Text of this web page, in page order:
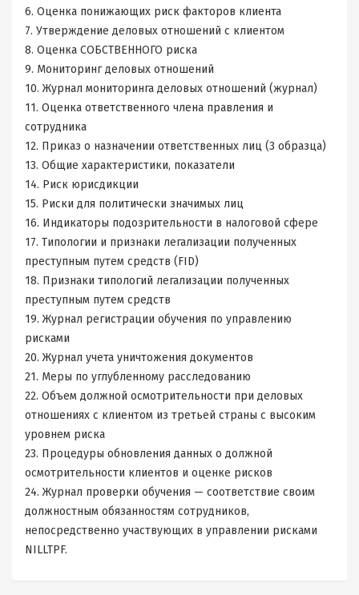
6. Оценка понижающих риск факторов клиента
7. Утверждение деловых отношений с клиентом
8. Оценка СОБСТВЕННОГО риска
9. Мониторинг деловых отношений
10. Журнал мониторинга деловых отношений (журнал)
11. Оценка ответственного члена правления и
сотрудника
12. Приказ о назначении ответственных лиц (3 образца)
13. Общие характеристики, показатели
14. Риск юрисдикции
15. Риски для политически значимых лиц
16. Индикаторы подозрительности в налоговой сфере
17. Типологии и признаки легализации полученных
преступным путем средств (FID)
18. Признаки типологий легализации полученных
преступным путем средств
19. Журнал регистрации обучения по управлению
рисками
20. Журнал учета уничтожения документов
21. Меры по углубленному расследованию
22. Объем должной осмотрительности при деловых
отношениях с клиентом из третьей страны с высоким
уровнем риска
23. Процедуры обновления данных о должной
осмотрительности клиентов и оценке рисков
24. Журнал проверки обучения — соответствие своим
должностным обязанностям сотрудников,
непосредственно участвующих в управлении рисками
NILLTPF.